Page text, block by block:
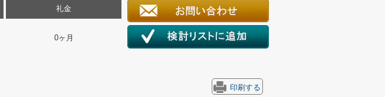
礼金
0ヶ月
印刷する